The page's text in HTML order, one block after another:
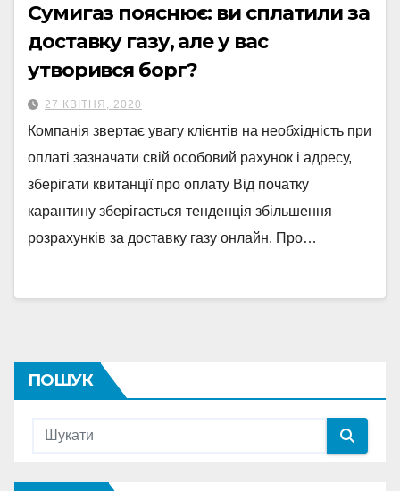
Сумигаз пояснює: ви сплатили за
доставку газу, але у вас
утворився борг?
27 КВІТНЯ, 2020
Компанія звертає увагу клієнтів на необхідність при
оплаті зазначати свій особовий рахунок і адресу,
зберігати квитанції про оплату Від початку
карантину зберігається тенденція збільшення
розрахунків за доставку газу онлайн. Про…
ПОШУК